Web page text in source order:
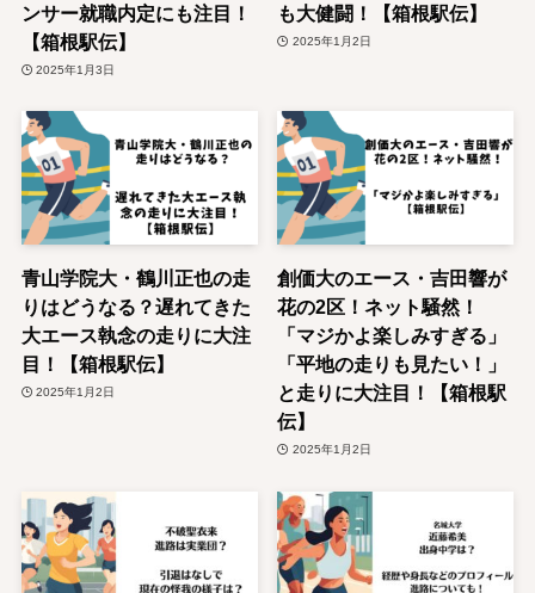
ンサー就職内定にも注目！
【箱根駅伝】
2025年1月3日
も大健闘！【箱根駅伝】
2025年1月2日
青山学院大・鶴川正也の走
りはどうなる？遅れてきた
大エース執念の走りに大注
目！【箱根駅伝】
2025年1月2日
創価大のエース・吉田響が
花の2区！ネット騒然！
「マジかよ楽しみすぎる」
「平地の走りも見たい！」
と走りに大注目！【箱根駅
伝】
2025年1月2日